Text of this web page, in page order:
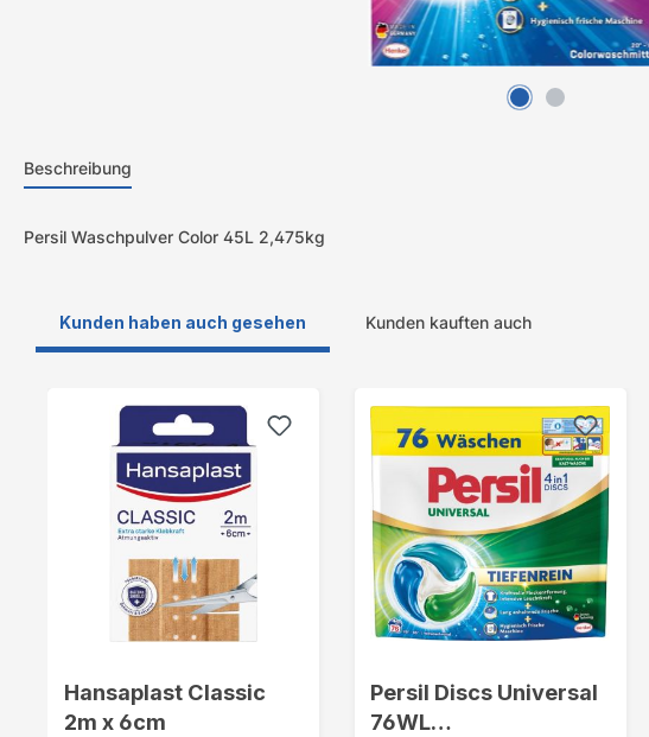
Beschreibung
Persil Waschpulver Color 45L 2,475kg
Kunden haben auch gesehen Kunden kauften auch
Produktgalerie überspringen
Hansaplast Classic
2m x 6cm
Persil Discs Universal
76WL